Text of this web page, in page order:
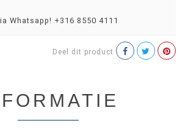
Whatsapp! +316 8550 4111
Deel dit product